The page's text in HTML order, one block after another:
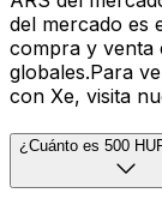
del mercado es
compra y venta
globales.Para
con Xe, visita
¿Cuánto es 500